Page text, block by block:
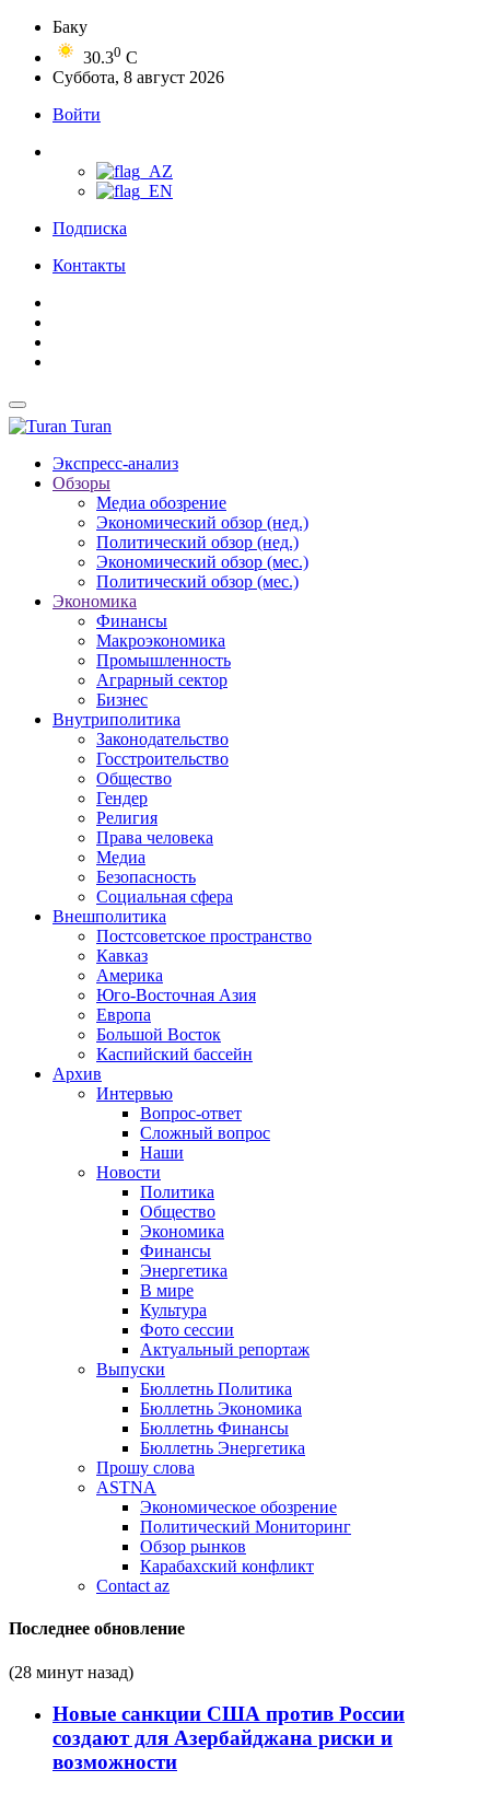
Баку
30.30 C
Суббота, 8 август 2026
Войти
Подписка
Контакты
Turan
Экспресс-анализ
Обзоры
Медиа обозрение
Экономический обзор (нед.)
Политический обзор (нед.)
Экономический обзор (мес.)
Политический обзор (мес.)
Экономика
Финансы
Макроэкономика
Промышленность
Аграрный сектор
Бизнес
Внутриполитика
Законодательство
Госстроительство
Общество
Гендер
Религия
Права человека
Медиа
Безопасность
Социальная сфера
Внешполитика
Постсоветское пространство
Кавказ
Америка
Юго-Восточная Азия
Европа
Большой Восток
Каспийский бассейн
Архив
Интервью
Вопрос-ответ
Сложный вопрос
Наши
Новости
Политика
Общество
Экономика
Финансы
Энергетика
В мире
Культура
Фото сессии
Актуальный репортаж
Выпуски
Бюллетнь Политика
Бюллетнь Экономика
Бюллетнь Финансы
Бюллетнь Энергетика
Прошу слова
ASTNA
Экономическое обозрение
Политический Мониторинг
Обзор рынков
Карабахский конфликт
Contact az
Последнее обновление
(28 минут назад)
Новые санкции США против России
создают для Азербайджана риски и
возможности